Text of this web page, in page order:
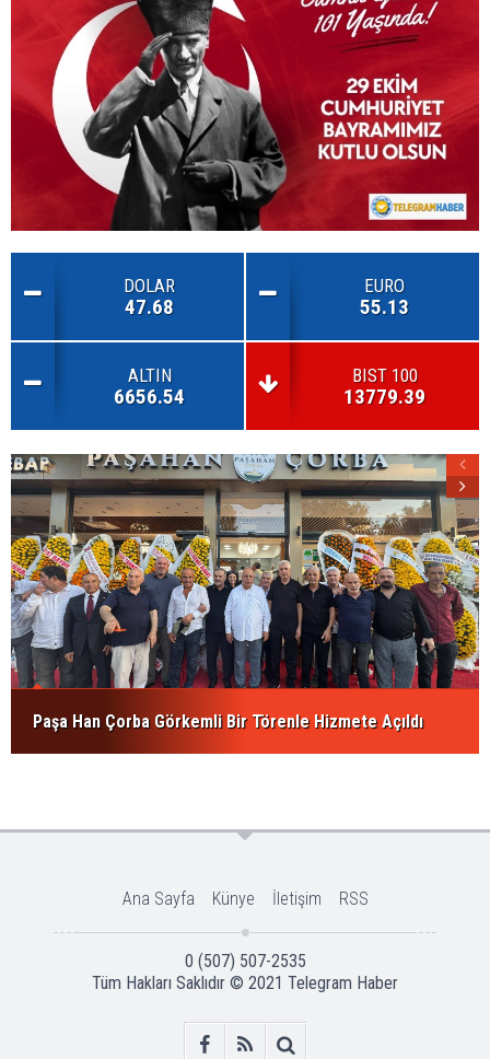
DOLAR
47.68
EURO
55.13
ALTIN
6656.54
BIST 100
13779.39
Paşa Han Çorba Görkemli Bir Törenle Hizmete Açıldı
Ana Sayfa Künye İletişim RSS
0 (507) 507-2535
Tüm Hakları Saklıdır © 2021 Telegram Haber